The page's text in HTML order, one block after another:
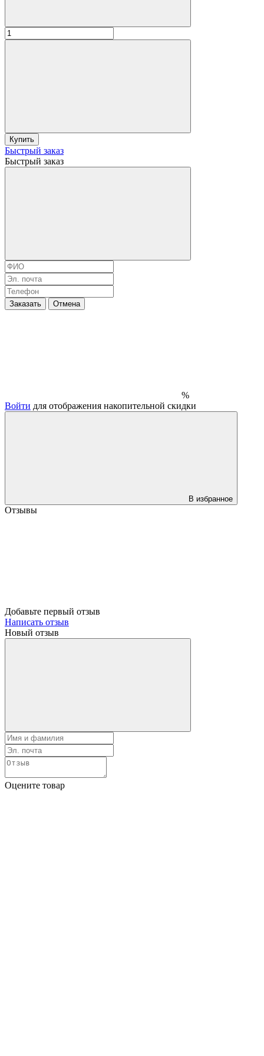
Купить
Быстрый заказ
Быстрый заказ
Заказать Отмена
%
Войти для отображения накопительной скидки
В избранное
Отзывы
Добавьте первый отзыв
Написать отзыв
Новый отзыв
Оцените товар